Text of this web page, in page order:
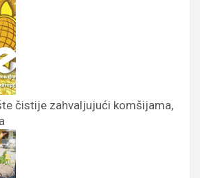
čistije zahvaljujući komšijama,